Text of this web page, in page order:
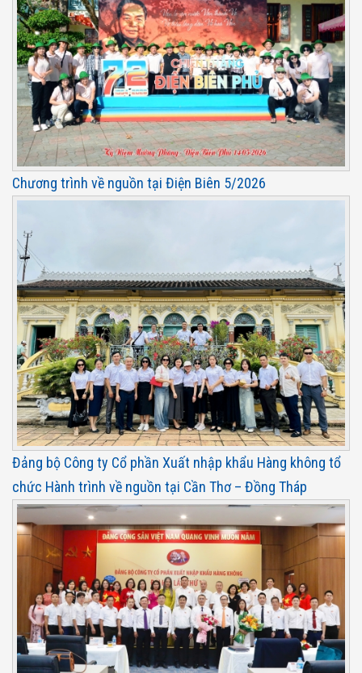
Chương trình về nguồn tại Điện Biên 5/2026
Đảng bộ Công ty Cổ phần Xuất nhập khẩu Hàng không tổ
chức Hành trình về nguồn tại Cần Thơ – Đồng Tháp